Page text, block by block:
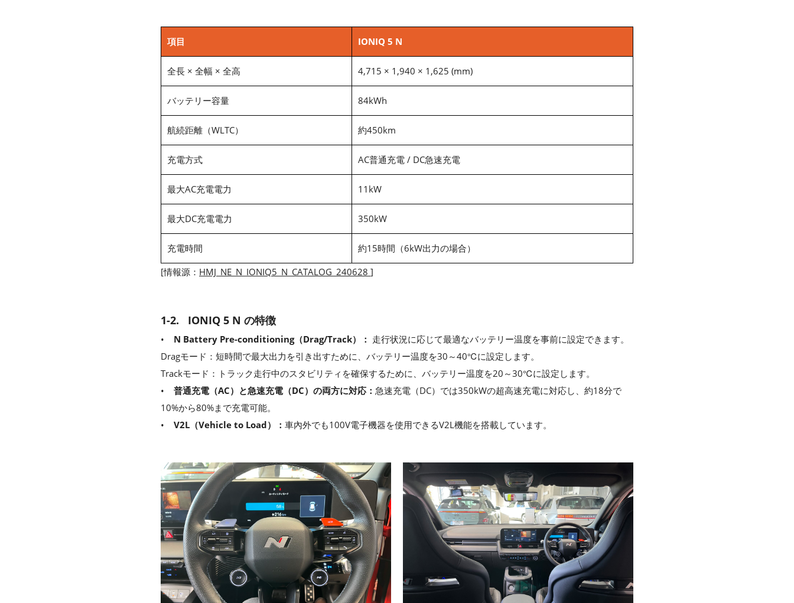
項目 IONIQ 5 N
全長 × 全幅 × 全高 4,715 × 1,940 × 1,625 (mm)
バッテリー容量 84kWh
航続距離（WLTC） 約450km
充電方式 AC普通充電 / DC急速充電
最大AC充電電力 11kW
最大DC充電電力 350kW
充電時間
約15時間（6kW出力の場合）
[情報源： HMJ_NE_N_IONIQ5_N_CATALOG_240628 ]
1-2. IONIQ 5 N の特徴
• N Battery Pre-conditioning（Drag/Track）： 走行状況に応じて最適なバッテリー温度を事前に設定できます。
Dragモード：短時間で最大出力を引き出すために、バッテリー温度を30～40℃に設定します。
Trackモード：トラック走行中のスタビリティを確保するために、バッテリー温度を20～30℃に設定します。
• 普通充電（AC）と急速充電（DC）の両方に対応： 急速充電（DC）では350kWの超高速充電に対応し、約18分で
10%から80%まで充電可能。
• V2L（Vehicle to Load）： 車內外でも100V電子機器を使用できるV2L機能を搭載しています。